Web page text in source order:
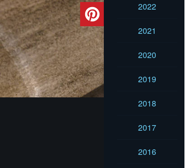
2022
2021
2020
2019
2018
2017
2016